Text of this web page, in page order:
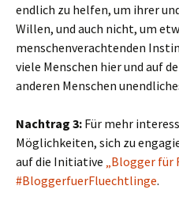
endlich zu helfen, um ihrer
Willen, und auch nicht, um
menschenverachtenden
viele Menschen hier und auf
anderen Menschen
Nachtrag 3: Für mehr
Möglichkeiten, sich zu
auf die Initiative „Blogger
#BloggerfuerFluechtlinge.